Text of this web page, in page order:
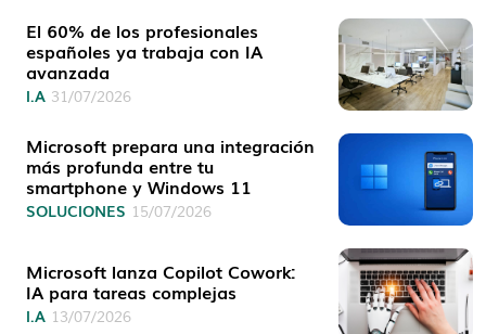
El 60% de los profesionales
españoles ya trabaja con IA
avanzada
I.A 31/07/2026
Microsoft prepara una integración
más profunda entre tu
smartphone y Windows 11
SOLUCIONES 15/07/2026
Microsoft lanza Copilot Cowork:
IA para tareas complejas
I.A 13/07/2026